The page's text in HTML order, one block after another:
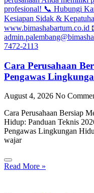
Cara Perusahaan
Pengawas
August 4, 2026 No
Cara Perusahaan Bersiap
Hidup: Panduan Teknis
Pengawas Lingkungan
wajar
Read More »